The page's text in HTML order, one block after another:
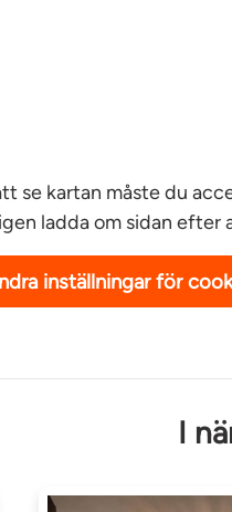
se kartan måste du
ladda om sidan efter
inställningar för
I